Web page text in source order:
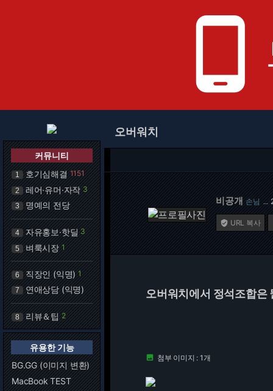
phone_android
커뮤니티
1 호기심해결 1151
2 레어·유머·자작 3
3 명예의 전당
4 자유홍보·핫딜 3
5 벼룩시장 1
6 직장인 (익명) 1
7 연애상담 (익명)
8 리뷰＆팁 2
유용한 기능
BG.GG (이미지 변환)
MacBook TEST
오버워치
비공개 손님 …
 URL 복사
오버워치에서 정석조합은
 첨부 이미지 : 1개